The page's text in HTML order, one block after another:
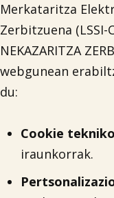
Merkataritza
Zerbitzuena (LSSI-
NEKAZARITZA
webgunean
du:
Cookie
iraunkorrak.